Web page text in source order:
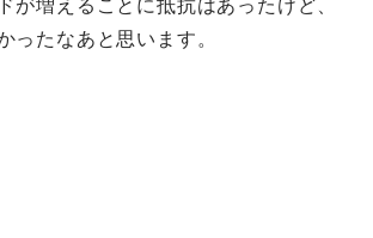
が増えることに抵抗はあったけど、
ったなあと思います。